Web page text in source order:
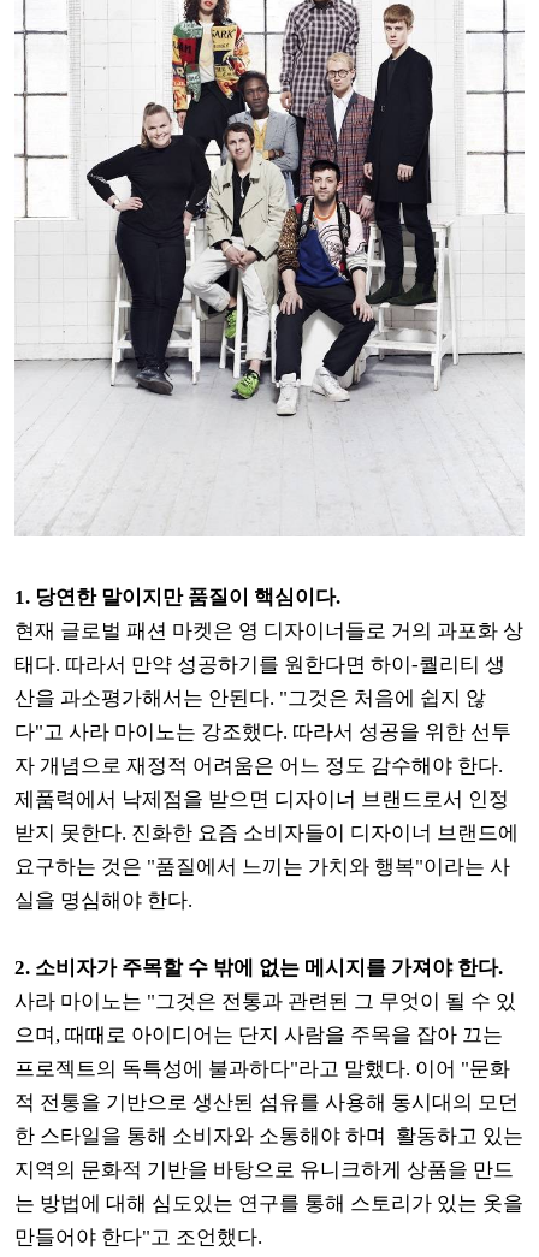
1. 당연한 말이지만 품질이 핵심이다.
현재 글로벌 패션 마켓은 영 디자이너들로 거의 과포화 상
태다. 따라서 만약 성공하기를 원한다면 하이-퀄리티 생
산을 과소평가해서는 안된다. "그것은 처음에 쉽지 않
다"고 사라 마이노는 강조했다. 따라서 성공을 위한 선투
자 개념으로 재정적 어려움은 어느 정도 감수해야 한다.
제품력에서 낙제점을 받으면 디자이너 브랜드로서 인정
받지 못한다. 진화한 요즘 소비자들이 디자이너 브랜드에
요구하는 것은 "품질에서 느끼는 가치와 행복"이라는 사
실을 명심해야 한다.
2. 소비자가 주목할 수 밖에 없는 메시지를 가져야 한다.
사라 마이노는 "그것은 전통과 관련된 그 무엇이 될 수 있
으며, 때때로 아이디어는 단지 사람을 주목을 잡아 끄는
프로젝트의 독특성에 불과하다"라고 말했다. 이어 "문화
적 전통을 기반으로 생산된 섬유를 사용해 동시대의 모던
한 스타일을 통해 소비자와 소통해야 하며 활동하고 있는
지역의 문화적 기반을 바탕으로 유니크하게 상품을 만드
는 방법에 대해 심도있는 연구를 통해 스토리가 있는 옷을
만들어야 한다"고 조언했다.